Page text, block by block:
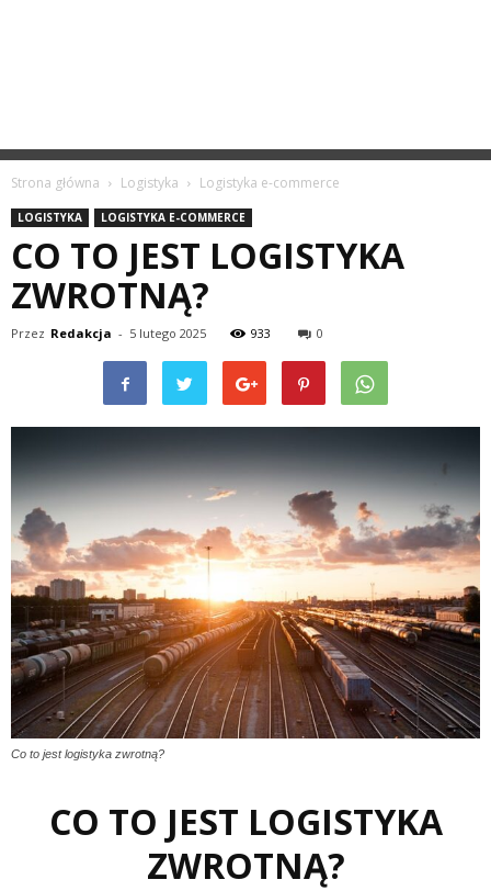
Strona główna Logistyka Logistyka e-commerce
LOGISTYKA LOGISTYKA E-COMMERCE
CO TO JEST LOGISTYKA
ZWROTNĄ?
Przez Redakcja - 5 lutego 2025 933 0
Co to jest logistyka zwrotną?
CO TO JEST LOGISTYKA
ZWROTNĄ?